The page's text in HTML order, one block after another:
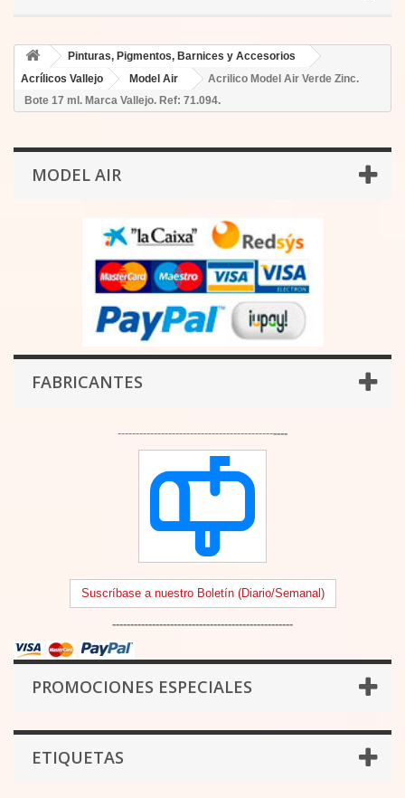
Pinturas, Pigmentos, Barnices y Accesorios
Acrílicos Vallejo
Model Air
Acrilico Model Air Verde Zinc.
Bote 17 ml. Marca Vallejo. Ref: 71.094.
MODEL AIR
FABRICANTES
-----------------------------------------------
Suscríbase a nuestro Boletín (Diario/Semanal)
--------------------------------------------------
PROMOCIONES ESPECIALES
ETIQUETAS